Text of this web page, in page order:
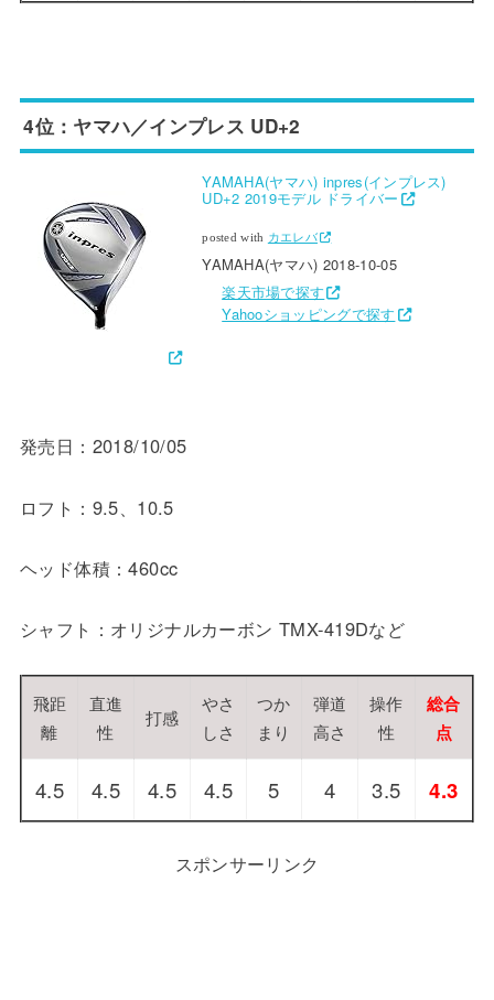
4位：ヤマハ／インプレス UD+2
YAMAHA(ヤマハ) inpres(インプレス)
UD+2 2019モデル ドライバー
posted with カエレバ
YAMAHA(ヤマハ) 2018-10-05
楽天市場で探す
Yahooショッピングで探す
発売日：2018/10/05
ロフト：9.5、10.5
ヘッド体積：460cc
シャフト：オリジナルカーボン TMX-419Dなど
飛距
離
直進
性
打感
やさ
しさ
つか
まり
弾道
高さ
操作
性
総合
点
4.5 4.5 4.5 4.5 5 4 3.5 4.3
スポンサーリンク